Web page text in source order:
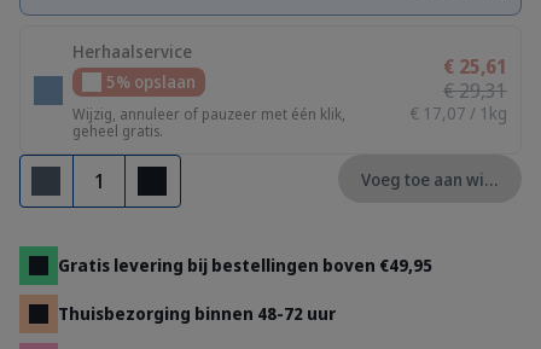
Herhaalservice
5% opslaan
Wijzig, annuleer of pauzeer met één klik,
geheel gratis.
€ 25,61
€ 29,31
€ 17,07 / 1kg
Verwijderen
Toevoegen
Voeg toe aan
Gratis levering bij bestellingen boven €49,95
Thuisbezorging binnen 48-72 uur